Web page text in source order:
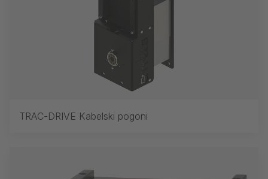
TRAC-DRIVE Kabelski pogoni